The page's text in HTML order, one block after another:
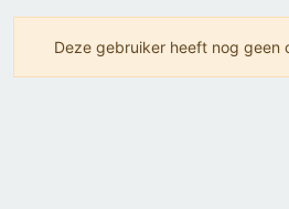
Deze gebruiker heeft nog geen